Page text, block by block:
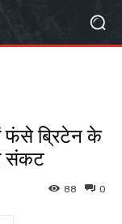
फंसे ब्रिटेन के
संकट
0
88